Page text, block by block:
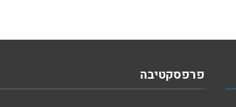
פרפסקטיבה